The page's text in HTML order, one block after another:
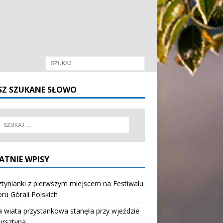
SZUKANE SŁOWO
WPISY
z pierwszym miejscem na Festiwalu
Górali Polskich
wiata przystankowa stanęła przy wjeździe